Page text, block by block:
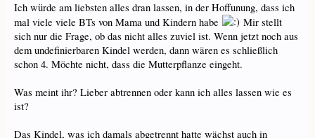
Ich würde am liebsten alles dran lassen, in der Hoffunung, dass ich
mal viele viele BTs von Mama und Kindern habe
Mir stellt
sich nur die Frage, ob das nicht alles zuviel ist. Wenn jetzt noch aus
dem undefinierbaren Kindel werden, dann wären es schließlich
schon 4. Möchte nicht, dass die Mutterpflanze eingeht.
Was meint ihr? Lieber abtrennen oder kann ich alles lassen wie es
ist?
Das Kindel, was ich damals abgetrennt hatte wächst auch in